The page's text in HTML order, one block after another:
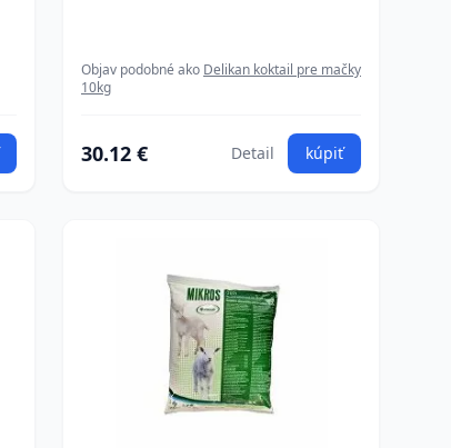
Objav podobné ako Delikan koktail pre mačky
10kg
30.12 € Detail kúpiť